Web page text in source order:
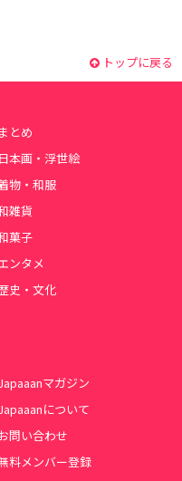
トップに戻る
まとめ
日本画・浮世絵
物・和服
雑貨
菓子
ンタメ
史・文化
マガジン
について
問い合わせ
料メンバー登録